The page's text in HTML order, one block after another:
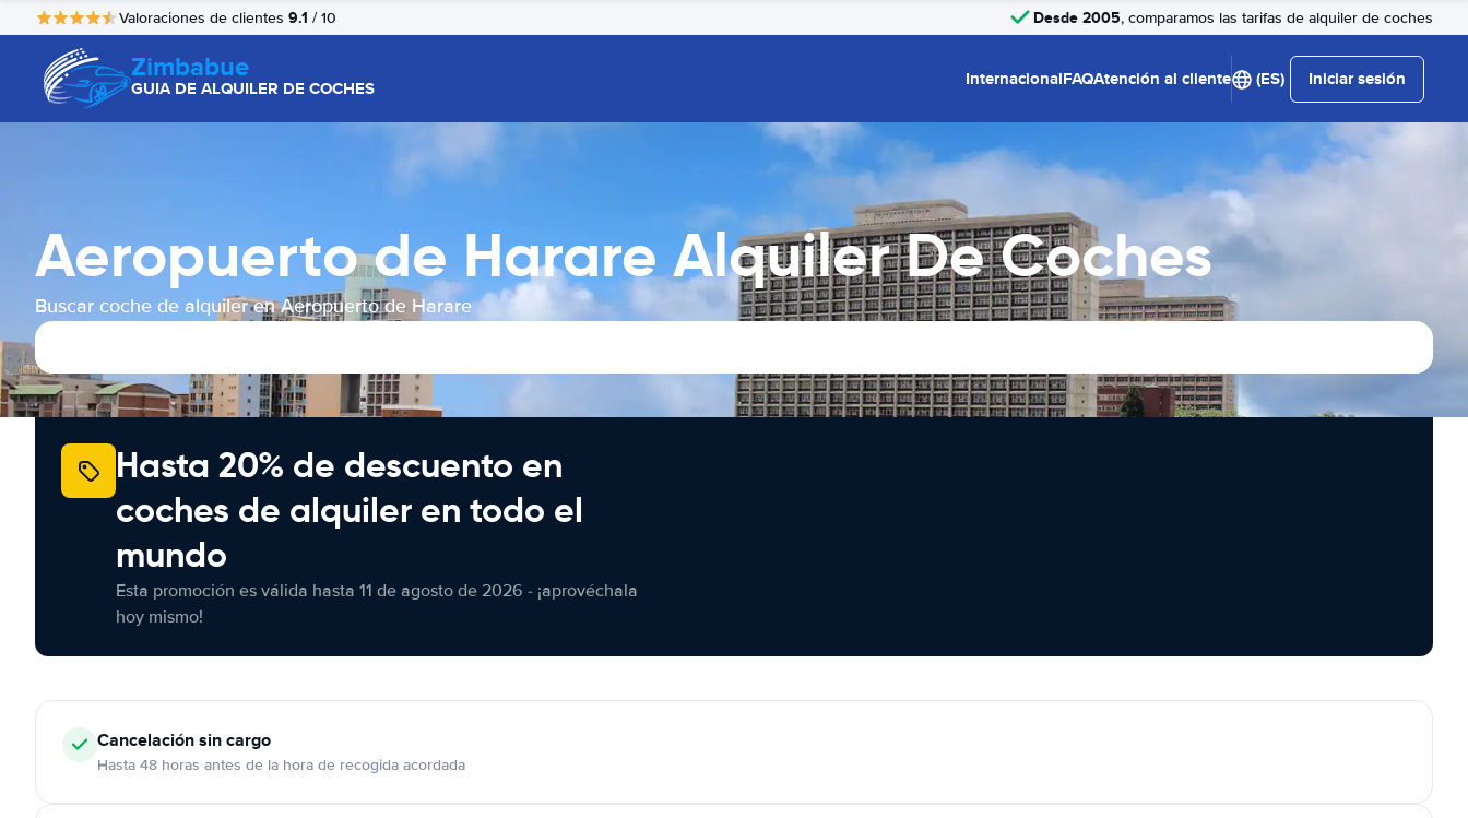
Valoraciones de clientes 9.1 / 10 Desde 2005, comparamos las tarifas de alquiler de coches
Zimbabue
GUIA DE ALQUILER DE COCHES InternacionalFAQAtención al cliente (ES) Iniciar sesión
Aeropuerto de Harare Alquiler De Coches
Buscar coche de alquiler en Aeropuerto de Harare
Hasta 20% de descuento en
coches de alquiler en todo el
mundo
Esta promoción es válida hasta 11 de agosto de 2026 - ¡aprovéchala
hoy mismo!
Cancelaciónsin cargo
Hasta 48 horas antes de la hora de recogida acordada